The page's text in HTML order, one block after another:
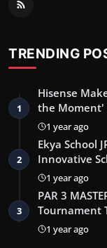
TRENDING
1
Hisense
the Moment'
1 year ago
2
Ekya School
Innovative
1 year ago
3
PAR 3
Tournament
1 year ago